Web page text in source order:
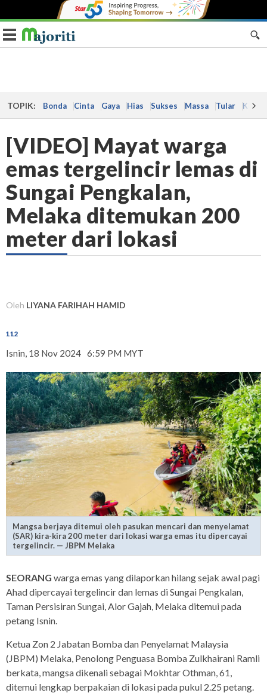
Toggle navigation
TOPIK: Bonda Cinta Gaya Hias Sukses Massa Tular Kes
[VIDEO] Mayat warga
emas tergelincir lemas di
Sungai Pengkalan,
Melaka ditemukan 200
meter dari lokasi
Oleh LIYANA FARIHAH HAMID
112
Isnin, 18 Nov 2024 6:59 PM MYT
Mangsa berjaya ditemui oleh pasukan mencari dan menyelamat
(SAR) kira-kira 200 meter dari lokasi warga emas itu dipercayai
tergelincir. — JBPM Melaka
SEORANG warga emas yang dilaporkan hilang sejak awal pagi
Ahad dipercayai tergelincir dan lemas di Sungai Pengkalan,
Taman Persisiran Sungai, Alor Gajah, Melaka ditemui pada
petang Isnin.
Ketua Zon 2 Jabatan Bomba dan Penyelamat Malaysia
(JBPM) Melaka, Penolong Penguasa Bomba Zulkhairani Ramli
berkata, mangsa dikenali sebagai Mokhtar Othman, 61,
ditemui lengkap berpakaian di lokasi pada pukul 2.25 petang.